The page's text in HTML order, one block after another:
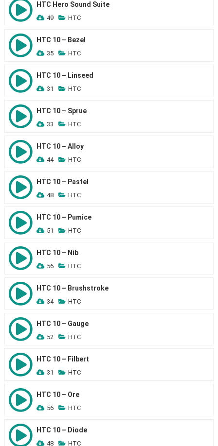
HTC Hero Sound Suite
49 HTC
HTC 10 – Bezel
35 HTC
HTC 10 – Linseed
31 HTC
HTC 10 – Sprue
33 HTC
HTC 10 – Alloy
44 HTC
HTC 10 – Pastel
48 HTC
HTC 10 – Pumice
51 HTC
HTC 10 – Nib
56 HTC
HTC 10 – Brushstroke
34 HTC
HTC 10 – Gauge
52 HTC
HTC 10 – Filbert
31 HTC
HTC 10 – Ore
56 HTC
HTC 10 – Diode
48 HTC